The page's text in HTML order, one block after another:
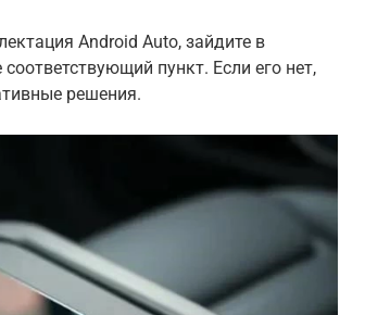
Android Auto, зайдите в
пункт. Если его нет,
решения.